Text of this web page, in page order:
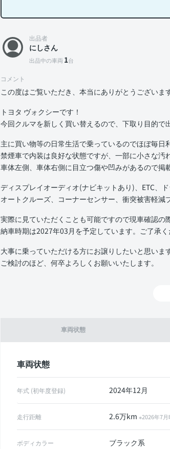
車両状態
車両状態
年式 (初年度登録) 2024年12月
走行距離 2.6万km ※2026年7月
ボディカラー ブラック系
出品者
にしさん
出品中の車両 1台
コメント
この度はご覧いただき、本当にありがとうございます
トヨタ ヴォクシーです！
今回クルマを新しく買い替えるので、下取り目的で
主に買い物等の日常生活で乗っているのでほぼ毎日
禁煙車で内装は良好な状態ですが、一部に小さな汚
車体左側、車体右側に目立つ傷や凹みがあるので掲
ディスプレイオーディオ(ナビキットあり)、ETC、
オートクルーズ、コーナーセンサー、衝突被害軽減
実際に見ていただくことも可能ですので現車確認の
納車時期は2027年03月を予定しています。ご了承く
大事に乗っていただける方にお譲りしたいと思います
ご検討のほど、何卒よろしくお願いいたします。